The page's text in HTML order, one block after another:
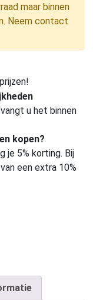
maar binnen
Neem contact
u het binnen
kopen?
je 5% korting. Bij
een extra 10%